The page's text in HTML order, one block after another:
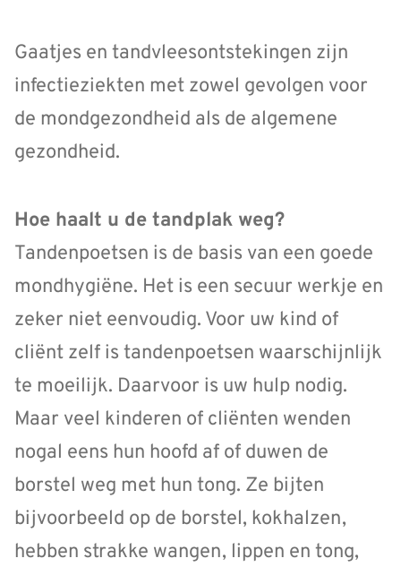
Gaatjes en tandvleesontstekingen zijn
infectieziekten met zowel gevolgen voor
de mondgezondheid als de algemene
gezondheid.
Hoe haalt u de tandplak weg?
Tandenpoetsen is de basis van een goede
mondhygiëne. Het is een secuur werkje en
zeker niet eenvoudig. Voor uw kind of
cliënt zelf is tandenpoetsen waarschijnlijk
te moeilijk. Daarvoor is uw hulp nodig.
Maar veel kinderen of cliënten wenden
nogal eens hun hoofd af of duwen de
borstel weg met hun tong. Ze bijten
bijvoorbeeld op de borstel, kokhalzen,
hebben strakke wangen, lippen en tong,